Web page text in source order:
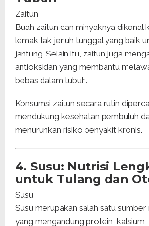
Zaitun
Buah zaitun dan minyaknya dikenal
lemak tak jenuh tunggal yang baik
jantung. Selain itu, zaitun juga
antioksidan yang membantu
bebas dalam tubuh.
Konsumsi zaitun secara rutin
mendukung kesehatan pembuluh
menurunkan risiko penyakit kronis.
4. Susu: Nutrisi
untuk Tulang dan
Susu
Susu merupakan salah satu sumber
yang mengandung protein, kalsium,